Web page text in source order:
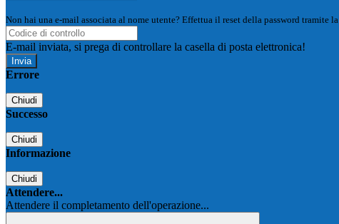
Non hai una e-mail associata al nome utente? Effettua il reset della password tramite la
E-mail inviata, si prega di controllare la casella di posta elettronica!
Errore
Chiudi
Successo
Chiudi
Informazione
Chiudi
Attendere...
Attendere il completamento dell'operazione...